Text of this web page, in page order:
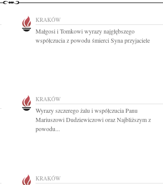
KRAKÓW
Małgosi i Tomkowi wyrazy najgłębszego
współczucia z powodu śmierci Syna przyjaciele
KRAKÓW
Wyrazy szczerego żalu i współczucia Panu
Mariuszowi Dudziewiczowi oraz Najbliższym z
powodu...
KRAKÓW